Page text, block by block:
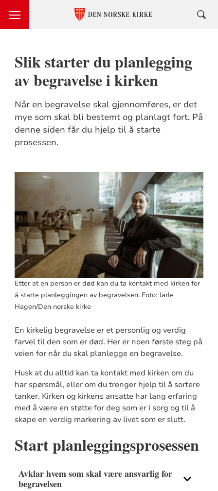
Slik starter du planlegging
av begravelse i kirken
Når en begravelse skal gjennomføres, er det
mye som skal bli bestemt og planlagt fort. På
denne siden får du hjelp til å starte
prosessen.
Etter at en person er død kan du ta kontakt med kirken for
å starte planleggingen av begravelsen. Foto: Jarle
Hagen/Den norske kirke
En kirkelig begravelse er et personlig og verdig
farvel til den som er død. Her er noen første steg på
veien for når du skal planlegge en begravelse.
Husk at du alltid kan ta kontakt med kirken om du
har spørsmål, eller om du trenger hjelp til å sortere
tanker. Kirken og kirkens ansatte har lang erfaring
med å være en støtte for deg som er i sorg og til å
skape en verdig markering av livet som er slutt.
Start planleggingsprosessen
Avklar hvem som skal være ansvarlig for
begravelsen